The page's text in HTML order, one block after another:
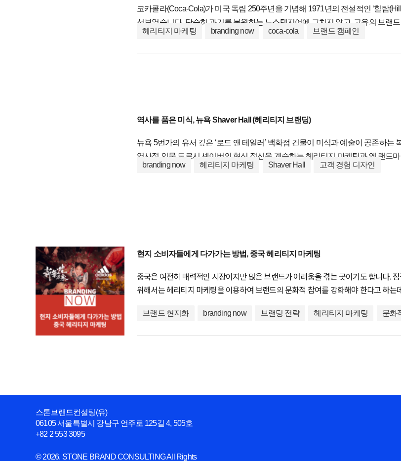
코카콜라(Coca-Cola)가 미국 독립 250주년을 기념해 1971년의 전설적인 ‘힐탑
선보였습니다. 단순히 과거를 복원하는 노스탤지어에 그치지 않고, 고유의 브랜
보여주는데요. 한정판 패키지, 공공 벽화, 대형 이벤트를 하나의 서사로 연결한
헤리티지 마케팅 branding now coca-cola 브랜드 캠페인
역사를 품은 미식, 뉴욕 Shaver Hall (헤리티지 브랜딩)
뉴욕 5번가의 유서 깊은 ‘로드 앤 테일러’ 백화점 건물이 미식과 예술이 공존하는
역사적 인물 도로시 셰이버의 혁신 정신을 계승하는 헤리티지 마케팅과 옛 랜드
유기적으로 연결했는데요. 단순한 푸드홀을 넘어 올데이(All-day) 라이프스타일
branding now 헤리티지 마케팅 Shaver Hall 고객 경험 디자인
현지 소비자들에게 다가가는 방법, 중국 헤리티지 마케팅
중국은 여전히 매력적인 시장이지만 많은 브랜드가 어려움을 겪는 곳이기도 합니다.
위해서는 헤리티지 마케팅을 이용하여 브랜드의 문화적 참여를 강화해야 한다고 하
브랜드 현지화 branding now 브랜딩 전략 헤리티지 마케팅 문화
스톤브랜드컨설팅(유)
06105 서울특별시 강남구 언주로 125길 4, 505호
+82 2 553 3095
© 2026. STONE BRAND CONSULTING All Rights